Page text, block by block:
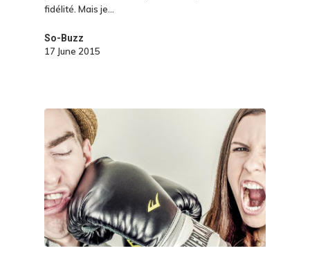
fidélité. Mais je…
So-Buzz
17 June 2015